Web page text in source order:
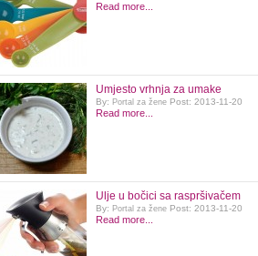
Read more...
Umjesto vrhnja za umake
By: Portal za žene Post: 2013-11-20
Read more...
Ulje u bočici sa raspršivačem
By: Portal za žene Post: 2013-11-20
Read more...